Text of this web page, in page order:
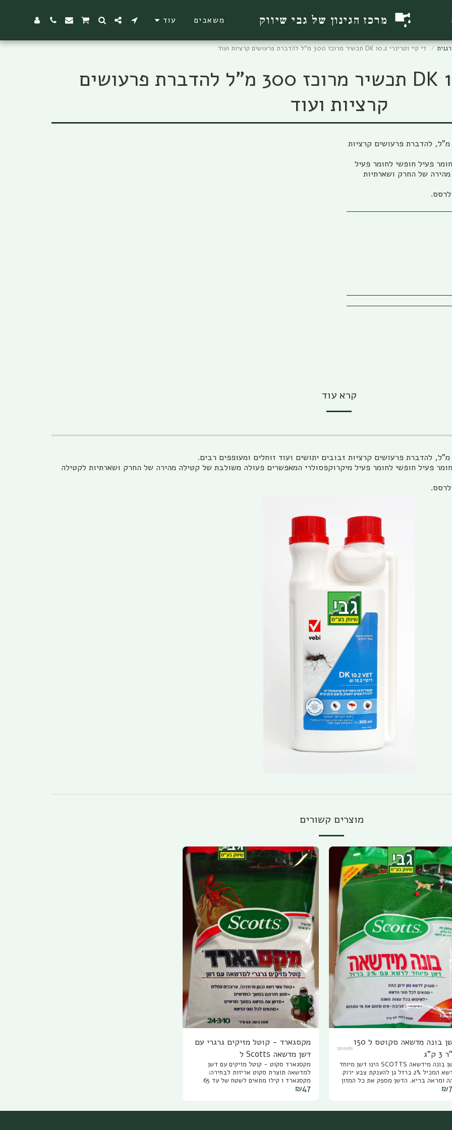
מרכז הגינון של גבי שיווק משאבים עוד
די קיי וטרינרי 10.2 DK תכשיר מרוכז 300 מ"ל להדברת פרעושים קרציות ועוד
די קיי וטרינרי 10.2 DK תכשיר מרוכז 300 מ"ל להדברת פרעושים
קרציות ועוד
די קיי וטרינרי RPC 10.2 DK תכשיר מרוכז מכיל 300 מ"ל, להדברת פרעושים קרציות
פעיל חופשי לחומר פעיל
של החרק ושארתיות
קרא עוד
פעיל חופשי לחומר פעיל מיקרוקפסולרי המאפשרים פעולה משולבת של קטילה מהירה של החרק ושארתיות לקטילה
מוצרים קשורים
דשן בונה מדשאה סקוטס ל 150
ק"ג
3305063
דשן בונה מידשאה SCOTTS הינו דשן מיוחד
לדשא המכיל 2% ברזל גן להענקת צבע ירוק
כהה ומראה בריא. הדשן מספק את כל המזון
לדשא, הוא מתאים לכל סוגי
מזהם את מי התהום. מומלץ לדשן את
₪
מקסגארד - קוטל מזיקים גרגרי עם
דשן מדשאה Scotts ל
65/200/1000 מ"ר
מקסגארד סקוט - קוטל מזיקים עם דשן
למדשאה תוצרת סקוט אריזות לבחירה:
מקסגארד 1 קילו מתאים לשטח של עד 65
עשי דשא, ערצבים נמלים ומזיקים נוספים
₪47